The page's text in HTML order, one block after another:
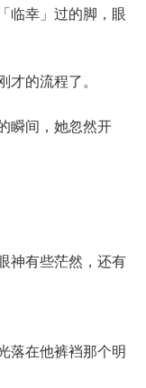
临幸」过的脚，眼
的流程了。
间，她忽然开
有些茫然，还有
在他裤裆那个明